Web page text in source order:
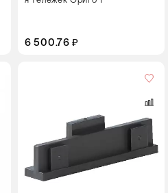
6 500.76 ₽